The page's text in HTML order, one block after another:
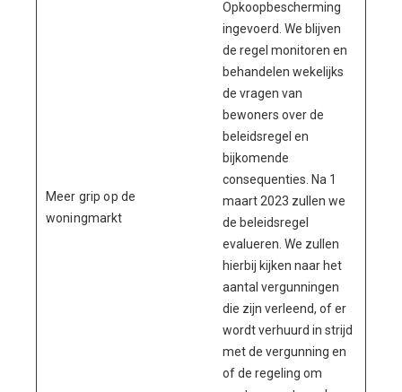
Meer grip op de
woningmarkt
Opkoopbescherming
ingevoerd. We blijven
de regel monitoren en
behandelen wekelijks
de vragen van
bewoners over de
beleidsregel en
bijkomende
consequenties. Na 1
maart 2023 zullen we
de beleidsregel
evalueren. We zullen
hierbij kijken naar het
aantal vergunningen
die zijn verleend, of er
wordt verhuurd in strijd
met de vergunning en
of de regeling om